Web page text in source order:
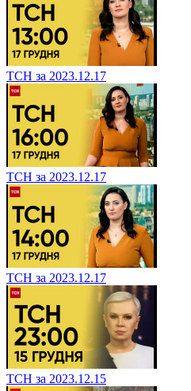
ТСН за 2023.12.17
ТСН за 2023.12.17
ТСН за 2023.12.17
ТСН за 2023.12.15